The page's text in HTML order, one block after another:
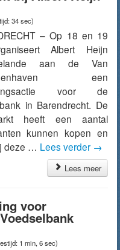
34 sec)
– Op 18 en 19
Albert Heijn
aan de Van
een
voor de
in Barendrecht. De
heeft een aantal
kunnen kopen en
deze … Lees verder →
Lees meer
voor
1 min, 6 sec)